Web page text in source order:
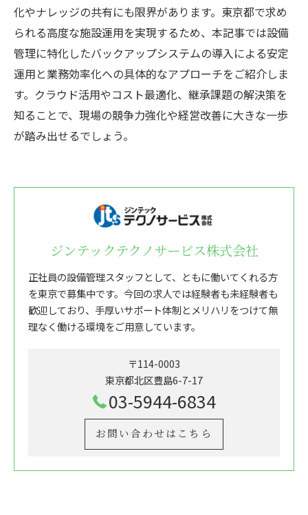
化やナレッジの共有にも限界があります。東京都で求め
られる高度な施設運用を実現するため、本記事では設備
管理に特化したバックアップシステムの導入による安定
運用と業務効率化への具体的なアプローチをご紹介しま
す。クラウド活用やコスト最適化、継承課題の解決策を
知ることで、現場の競争力強化や経営改善に大きな一歩
が踏み出せるでしょう。
ジンテックテクノサービス株式会社
正社員の設備管理スタッフとして、ともに働いてくれる方
を東京で募集中です。今回の求人では経験者も未経験者も
歓迎しており、手厚いサポート体制とメリハリをつけて無
理なく働ける環境をご用意しています。
〒114-0003
東京都北区豊島6-7-17
03-5944-6834
お問い合わせはこちら